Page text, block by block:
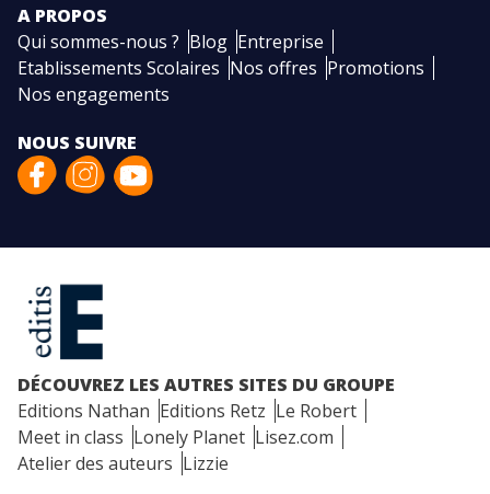
A PROPOS
Qui sommes-nous ? Blog Entreprise
Etablissements Scolaires Nos offres Promotions
Nos engagements
NOUS SUIVRE
DÉCOUVREZ LES AUTRES SITES DU GROUPE
Editions Nathan Editions Retz Le Robert
Meet in class Lonely Planet Lisez.com
Atelier des auteurs Lizzie